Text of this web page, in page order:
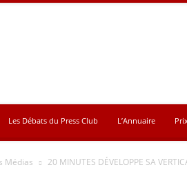
Les Débats du Press Club L’Annuaire
Médias 20 MINUTES DÉVELOPPE SA